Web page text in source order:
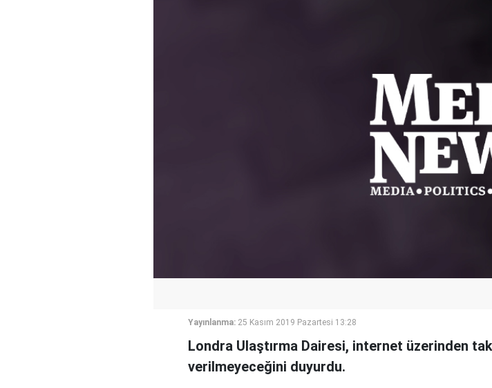
Yayınlanma: 25 Kasım 2019 Pazartesi 13:28
Londra Ulaştırma Dairesi, internet üzerinden
verilmeyeceğini duyurdu.